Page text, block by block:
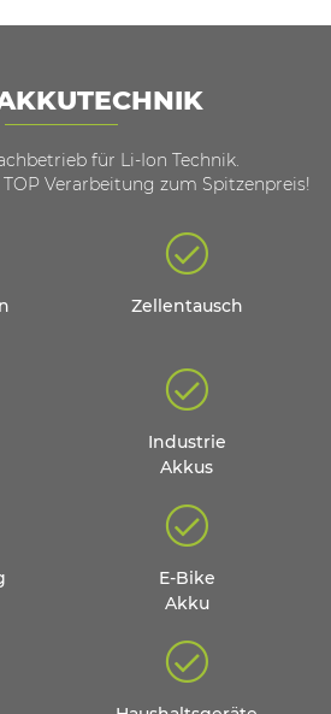
für Li-Ion Technik.
Verarbeitung zum Spitzenpreis!
Zellentausch
Industrie
Akkus
E-Bike
Akku